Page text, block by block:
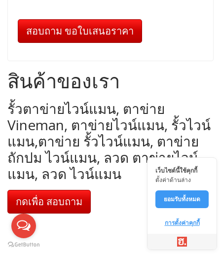
สอบถาม ขอใบเสนอราคา
สินค้าของเรา
รั้วตาข่ายไวน์แมน, ตาข่าย
Vineman, ตาข่ายไวน์แมน, รั้วไวน์
แมน,ตาข่าย รั้วไวน์แมน, ตาข่าย
ถักปม ไวน์แมน, ลวด ตาข่ายไวน์
แมน, ลวด ไวน์แมน
กดเพื่อ สอบถาม
เว็บไซต์นี้ใช้คุกกี้
ตั้งค่าด้านล่าง
ยอมรับทั้งหมด
การตั้งค่าคุกกี้